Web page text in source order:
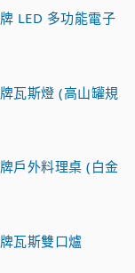
LED 多功能電子
瓦斯燈 (高山罐規
戶外料理桌 (白金
瓦斯雙口爐